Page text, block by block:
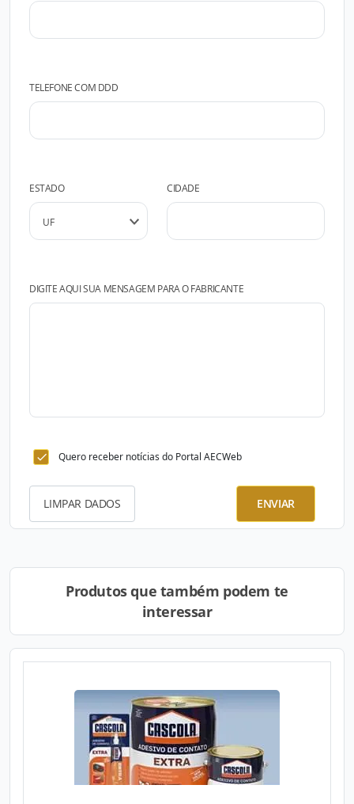
TELEFONE COM DDD
ESTADO CIDADE
DIGITE AQUI SUA MENSAGEM PARA O FABRICANTE
Quero receber notícias do Portal AECWeb
LIMPAR DADOS ENVIAR
Produtos que também podem te
interessar